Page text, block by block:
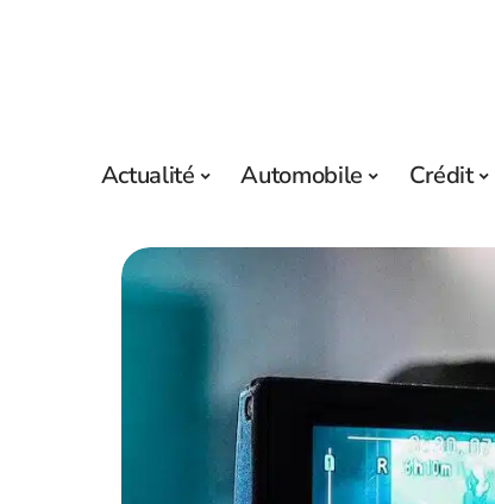
Actualité Automobile Crédit